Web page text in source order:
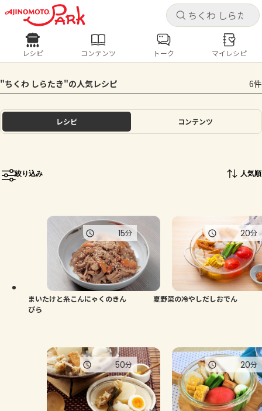
キャ
ログインするとレシピを保存できます
ログイン
ホーム
トーク
よくあるお問い合わせ
お買い物
キャ
レシピ コンテンツ
人気の食材・レシピ
きゅうり なす トマト とうもろこし
ピーマン
レシピ コンテンツ トーク マイレシピ
"ちくわ しらたき"の人気レシピ 6件
レシピ コンテンツ
絞り込み 人気順
まいたけと糸こんにゃくのきん
ぴら
15分
夏野菜の冷やしだしおでん
20分
50分 20分